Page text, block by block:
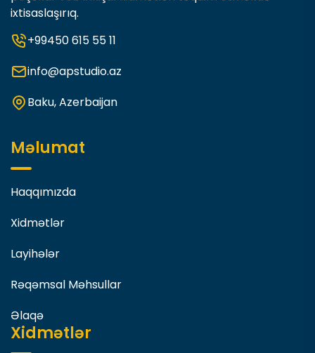
ixtisaslaşırıq.
+99450 615 55 11
info@apstudio.az
Baku, Azerbaijan
Məlumat
Haqqımızda
Xidmətlər
Layihələr
Rəqəmsal Məhsullar
Əlaqə
Xidmətlər